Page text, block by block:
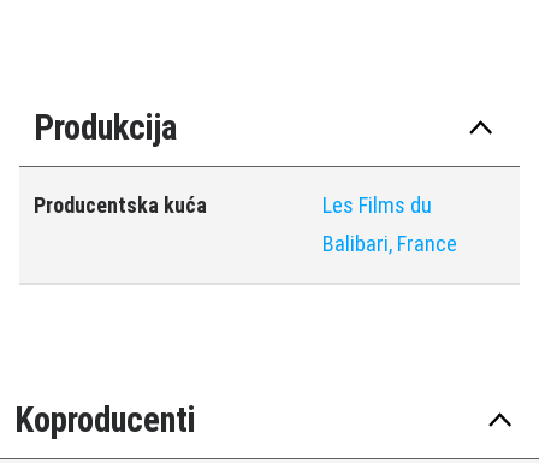
Produkcija
Producentska kuća
Les Films du
Balibari, France
Koproducenti